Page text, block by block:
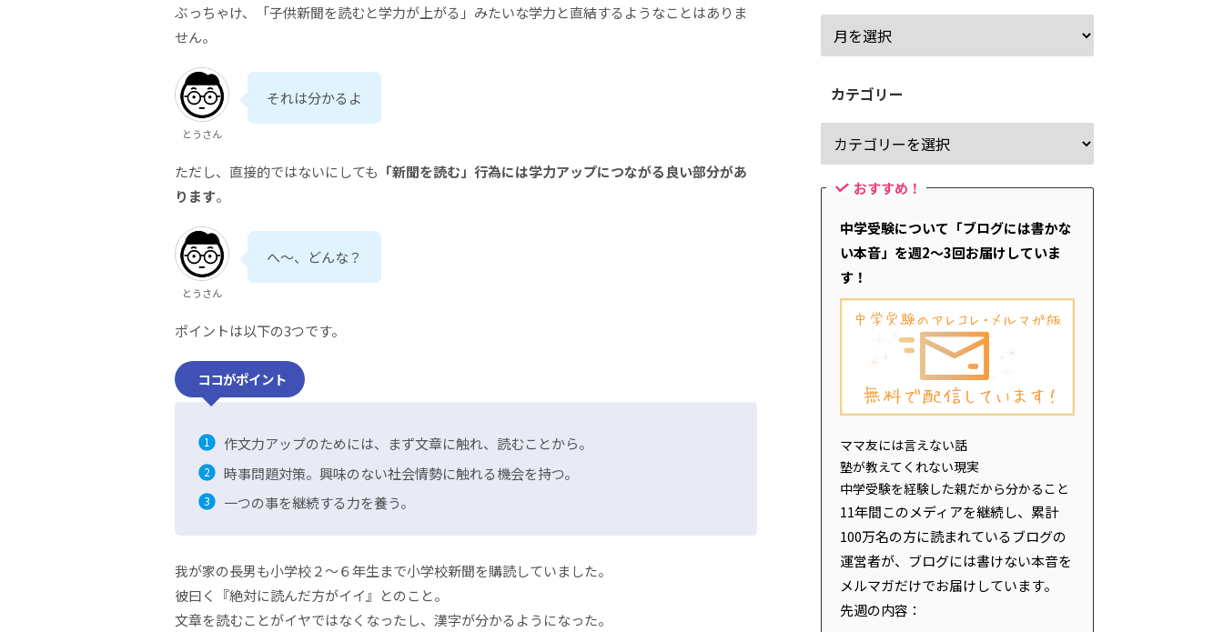
ぶっちゃけ、「子供新聞を読むと学力が上がる」みたいな学力と直結するようなことはありま
せん。
とうさん
それは分かるよ
ただし、直接的ではないにしても 「新聞を読む」行為には学力アップにつながる良い部分があ
ります。
とうさん
へ～、どんな？
ポイントは以下の3つです。
ココがポイント
作文力アップのためには、まず文章に触れ、読むことから。
時事問題対策。興味のない社会情勢に触れる機会を持つ。
一つの事を継続する力を養う。
我が家の長男も小学校２～６年生まで小学校新聞を購読していました。
彼曰く『絶対に読んだ方がイイ』とのこと。
文章を読むことがイヤではなくなったし、漢字が分かるようになった。
カテゴリー
おすすめ！
中学受験について「ブログには書かな
い本音」を週2～3回お届けしていま
す！
ママ友には言えない話
塾が教えてくれない現実
中学受験を経験した親だから分かること
11年間このメディアを継続し、累計
100万名の方に読まれているブログの
運営者が、ブログには書けない本音を
メルマガだけでお届けしています。
先週の内容：